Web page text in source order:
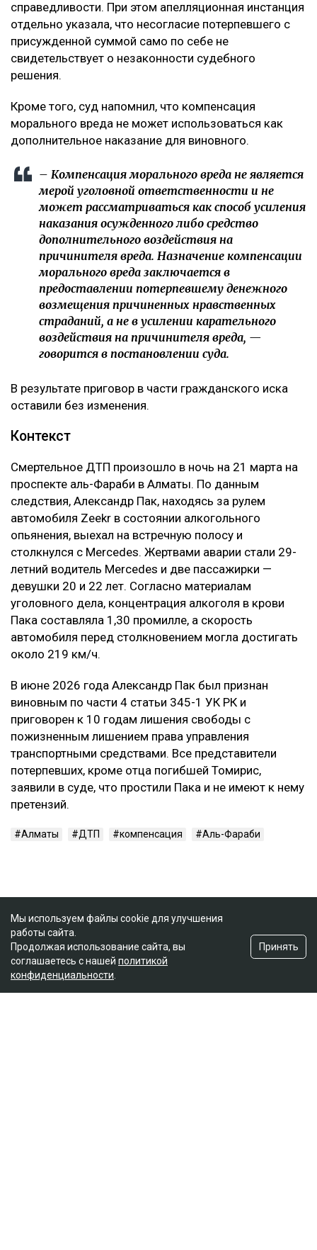
справедливости. При этом апелляционная инстанция
отдельно указала, что несогласие потерпевшего с
присужденной суммой само по себе не
свидетельствует о незаконности судебного
решения.
Кроме того, суд напомнил, что компенсация
морального вреда не может использоваться как
дополнительное наказание для виновного.
– Компенсация морального вреда не является
мерой уголовной ответственности и не
может рассматриваться как способ усиления
наказания осужденного либо средство
дополнительного воздействия на
причинителя вреда. Назначение компенсации
морального вреда заключается в
предоставлении потерпевшему денежного
возмещения причиненных нравственных
страданий, а не в усилении карательного
воздействия на причинителя вреда, —
говорится в постановлении суда.
В результате приговор в части гражданского иска
оставили без изменения.
Контекст
Смертельное ДТП произошло в ночь на 21 марта на
проспекте аль-Фараби в Алматы. По данным
следствия, Александр Пак, находясь за рулем
автомобиля Zeekr в состоянии алкогольного
опьянения, выехал на встречную полосу и
столкнулся с Mercedes. Жертвами аварии стали 29-
летний водитель Mercedes и две пассажирки —
девушки 20 и 22 лет. Согласно материалам
уголовного дела, концентрация алкоголя в крови
Пака составляла 1,30 промилле, а скорость
автомобиля перед столкновением могла достигать
около 219 км/ч.
В июне 2026 года Александр Пак был признан
виновным по части 4 статьи 345-1 УК РК и
приговорен к 10 годам лишения свободы с
пожизненным лишением права управления
транспортными средствами. Все представители
потерпевших, кроме отца погибшей Томирис,
заявили в суде, что простили Пака и не имеют к нему
претензий.
Алматы ДТП компенсация Аль-Фараби
Мы используем файлы cookie для улучшения
работы сайта.
Продолжая использование сайта, вы
соглашаетесь с нашей политикой
конфиденциальности
Принять